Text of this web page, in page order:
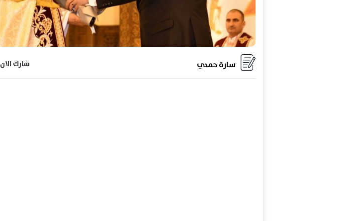
شارك الان سارة حمدي